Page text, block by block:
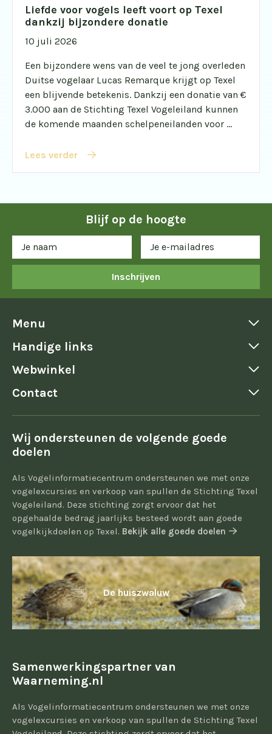
Liefde voor vogels leeft voort op Texel
dankzij bijzondere donatie
10 juli 2026
Een bijzondere wens van de veel te jong overleden
Duitse vogelaar Lucas Remarque krijgt op Texel
een blijvende betekenis. Dankzij een donatie van €
3.000 aan de Stichting Texel Vogeleiland kunnen
de komende maanden schelpeneilanden voor ...
Lees verder
Blijf op de hoogte
Inschrijven
Menu
Handige links
Webwinkel
Contact
Wij ondersteunen de volgende goede
doelen
Als Vogelinformatiecentrum ondersteunen we met onze
vogelexcursies en verkoop van spullen de Stichting Texel
Vogeleiland. Deze stichting zorgt ervoor dat het
opgehaalde bedrag jaarlijks besteed wordt aan goede
vogelkijkdoelen op Texel. Bekijk alle goede doelen
De huiszwaluw
Samenwerkingspartner van
Waarneming.nl
Als Vogelinformatiecentrum ondersteunen we met onze
vogelexcursies en verkoop van spullen de Stichting Texel